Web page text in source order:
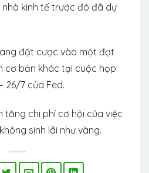
nhà kinh tế trước đó đã dự
đặt cược vào một đợt
cơ bản khác tại cuộc họp
26/7 của Fed.
tăng chi phí cơ hội của việc
sinh lãi như vàng.